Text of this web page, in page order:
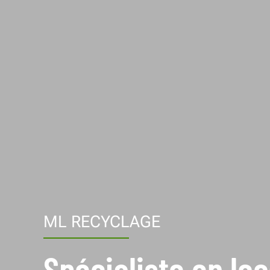
ML RECYCLAGE